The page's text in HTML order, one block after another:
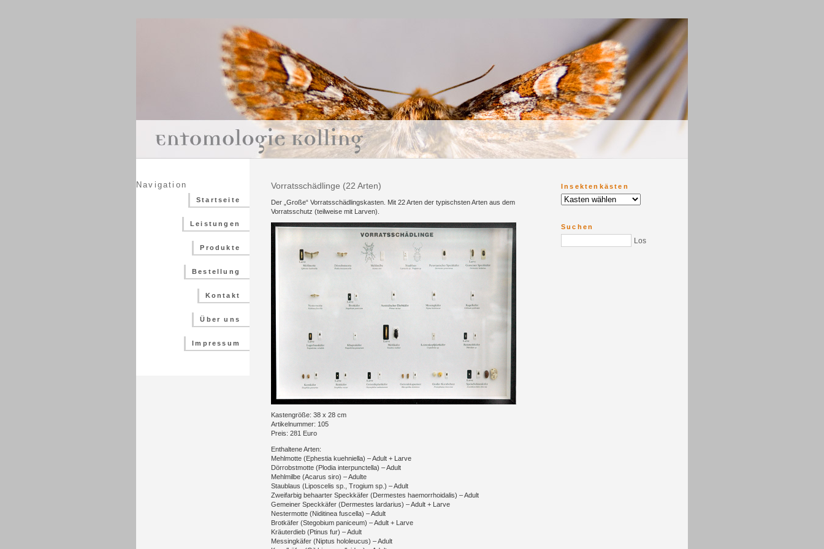
Navigation
Startseite
Leistungen
Produkte
Bestellung
Kontakt
Über uns
Impressum
Vorratsschädlinge (22 Arten)
Der „Große“ Vorratsschädlingskasten. Mit 22 Arten der typischsten Arten aus dem
Vorratsschutz (teilweise mit Larven).
Kastengröße: 38 x 28 cm
Artikelnummer: 105
Preis: 281 Euro
Enthaltene Arten:
Mehlmotte (Ephestia kuehniella) – Adult + Larve
Dörrobstmotte (Plodia interpunctella) – Adult
Mehlmilbe (Acarus siro) – Adulte
Staublaus (Liposcelis sp., Trogium sp.) – Adult
Zweifarbig behaarter Speckkäfer (Dermestes haemorrhoidalis) – Adult
Gemeiner Speckkäfer (Dermestes lardarius) – Adult + Larve
Nestermotte (Niditinea fuscella) – Adult
Brotkäfer (Stegobium paniceum) – Adult + Larve
Kräuterdieb (Ptinus fur) – Adult
Messingkäfer (Niptus hololeucus) – Adult
Insektenkästen
Suchen